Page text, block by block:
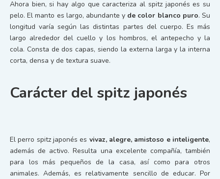
Ahora bien, si hay algo que caracteriza al spitz japonés es su
pelo. El manto es largo, abundante y de color blanco puro. Su
longitud varía según las distintas partes del cuerpo. Es más
largo alrededor del cuello y los hombros, el antepecho y la
cola. Consta de dos capas, siendo la externa larga y la interna
corta, densa y de textura suave.
Carácter del spitz japonés
El perro spitz japonés es vivaz, alegre, amistoso e inteligente,
además de activo. Resulta una excelente compañía, también
para los más pequeños de la casa, así como para otros
animales. Además, es relativamente sencillo de educar. Por